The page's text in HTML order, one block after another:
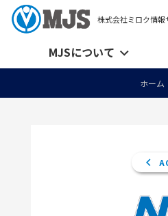
株式会社ミロク情報
MJSについて
ホーム